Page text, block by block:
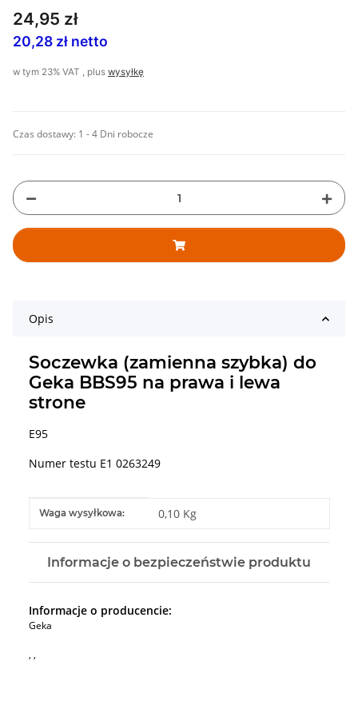
24,95 zł
20,28 zł netto
w tym 23% VAT , plus wysyłkę
Czas dostawy: 1 - 4 Dni robocze
Opis
Soczewka (zamienna szybka) do
Geka BBS95 na prawa i lewa
strone
E95
Numer testu E1 0263249
#productDetails.itemInformation#
#productDetails.itemValue#
Waga wysyłkowa: 0,10 Kg
Informacje o bezpieczeństwie produktu
Informacje o producencie:
Geka
, ,